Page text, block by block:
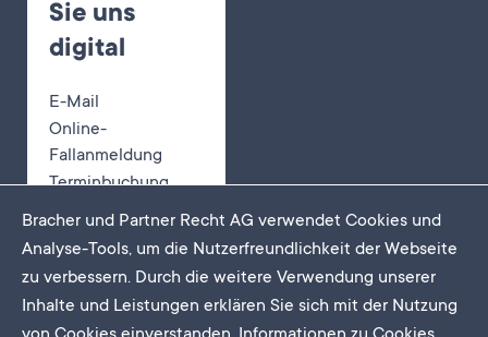
Sie uns
digital
E-Mail
Online-
Fallanmeldung
Terminbuchung
Bracher und Partner Recht AG verwendet Cookies und
Analyse-Tools, um die Nutzerfreundlichkeit der Webseite
zu verbessern. Durch die weitere Verwendung unserer
Inhalte und Leistungen erklären Sie sich mit der Nutzung